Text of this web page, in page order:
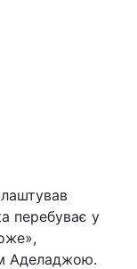
перебуває у
Аделаджою.